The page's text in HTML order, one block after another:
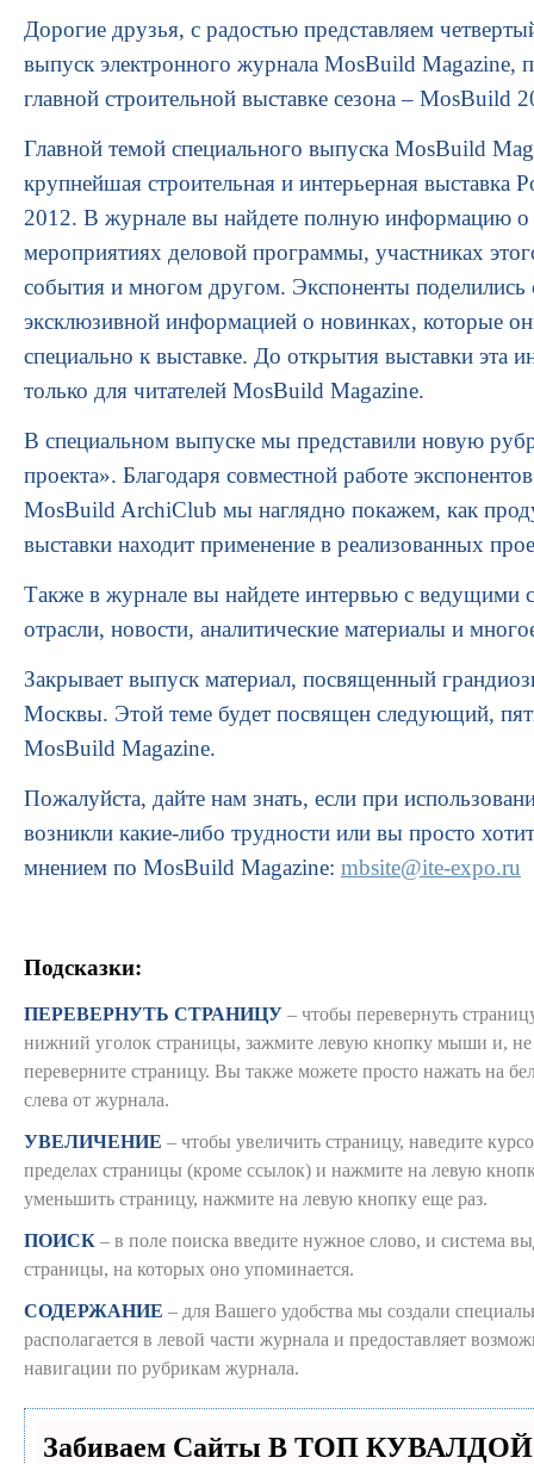
Дорогие друзья, с радостью представляем
выпуск электронного журнала MosBuild Magazine,
главной строительной выставке сезона – MosBuild
Главной темой специального выпуска MosBuild
крупнейшая строительная и интерьерная выставка
2012. В журнале вы найдете полную информацию о
мероприятиях деловой программы, участниках
события и многом другом. Экспоненты
эксклюзивной информацией о новинках, которые
специально к выставке. До открытия выставки эта
только для читателей MosBuild Magazine.
В специальном выпуске мы представили новую
проекта». Благодаря совместной работе
MosBuild ArchiClub мы наглядно покажем, как
выставки находит применение в реализованных
Также в журнале вы найдете интервью с ведущими
отрасли, новости, аналитические материалы и
Закрывает выпуск материал, посвященный
Москвы. Этой теме будет посвящен следующий,
MosBuild Magazine.
Пожалуйста, дайте нам знать, если при
возникли какие-либо трудности или вы просто
мнением по MosBuild Magazine: mbsite@ite-expo.ru
Подсказки:
ПЕРЕВЕРНУТЬ СТРАНИЦУ – чтобы перевернуть
нижний уголок страницы, зажмите левую кнопку мыши и, не
переверните страницу. Вы также можете просто нажать на
слева от журнала.
УВЕЛИЧЕНИЕ – чтобы увеличить страницу, наведите
пределах страницы (кроме ссылок) и нажмите на левую
уменьшить страницу, нажмите на левую кнопку еще раз.
ПОИСК – в поле поиска введите нужное слово, и система
страницы, на которых оно упоминается.
СОДЕРЖАНИЕ – для Вашего удобства мы создали
располагается в левой части журнала и предоставляет
навигации по рубрикам журнала.
Забиваем Сайты В ТОП